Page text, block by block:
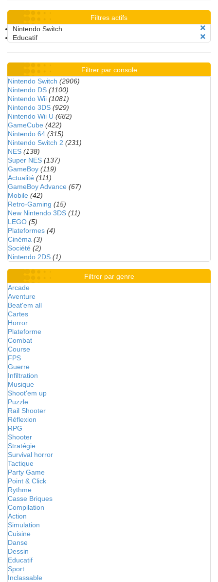
Filtres actifs
Nintendo Switch
Educatif
Filtrer par console
Nintendo Switch (2906)
Nintendo DS (1100)
Nintendo Wii (1081)
Nintendo 3DS (929)
Nintendo Wii U (682)
GameCube (422)
Nintendo 64 (315)
Nintendo Switch 2 (231)
NES (138)
Super NES (137)
GameBoy (119)
Actualité (111)
GameBoy Advance (67)
Mobile (42)
Retro-Gaming (15)
New Nintendo 3DS (11)
LEGO (5)
Plateformes (4)
Cinéma (3)
Société (2)
Nintendo 2DS (1)
Filtrer par genre
Arcade
Aventure
Beat'em all
Cartes
Horror
Plateforme
Combat
Course
FPS
Guerre
Infiltration
Musique
Shoot'em up
Puzzle
Rail Shooter
Réflexion
RPG
Shooter
Stratégie
Survival horror
Tactique
Party Game
Point & Click
Rythme
Casse Briques
Compilation
Action
Simulation
Cuisine
Danse
Dessin
Educatif
Sport
Inclassable